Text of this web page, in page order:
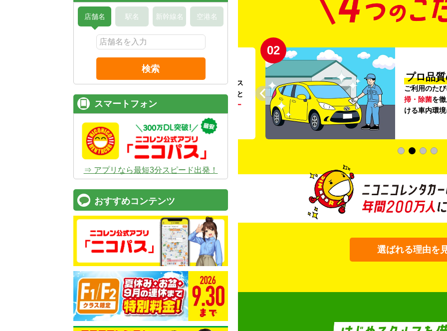
コスパ最強！ 12時間 2,525円〜
安さのヒミツは、ムダのない仕組み。ガソリンス
タンドや整備工場の既存インフラを活用すること
でコストを削減し、12時間2,525円～という
リー
ズナブルな価格を実現しています。
02
プロ品
ご利用のた
掃・除菌を
ける車内環
選ばれる理由を
店舗名 駅名 新幹線名 空港名
検索
スマートフォン
⇒ アプリなら最短3分スピード出発！
おすすめコンテンツ